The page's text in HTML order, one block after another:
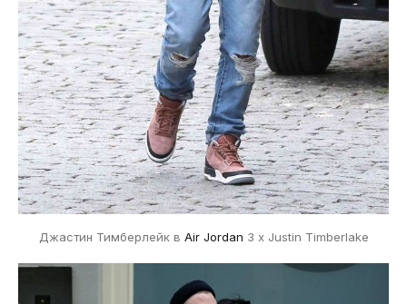
Джастин Тимберлейк в Air Jordan 3 x Justin Timberlake